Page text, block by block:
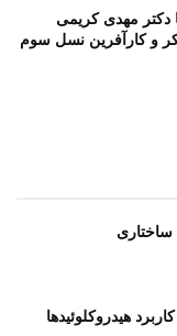
دکتر مهدی کریمی
و کارآفرین نسل سوم
ساختاری
هیدروکلوئیدها